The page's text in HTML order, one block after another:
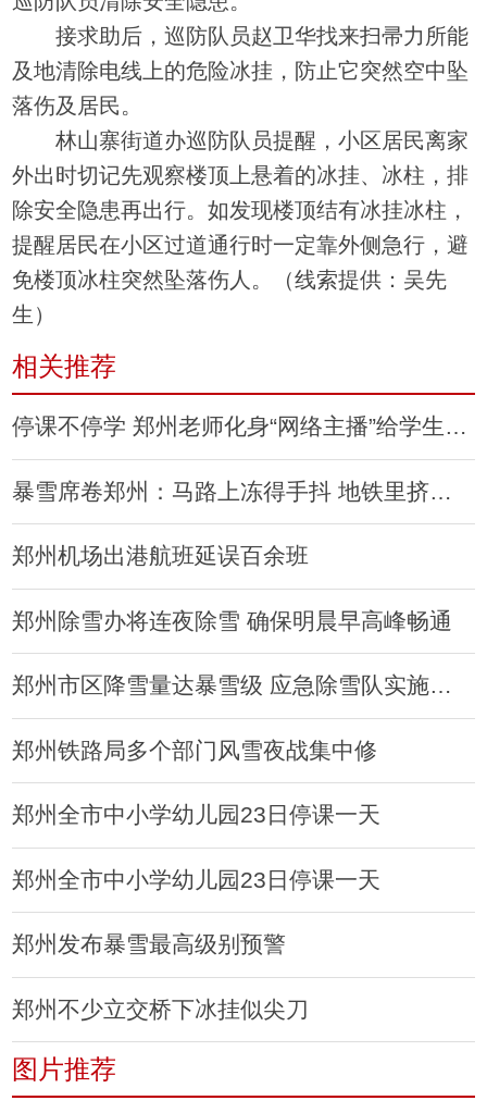
接求助后，巡防队员赵卫华找来扫帚力所能
及地清除电线上的危险冰挂，防止它突然空中坠
落伤及居民。
林山寨街道办巡防队员提醒，小区居民离家
外出时切记先观察楼顶上悬着的冰挂、冰柱，排
除安全隐患再出行。如发现楼顶结有冰挂冰柱，
提醒居民在小区过道通行时一定靠外侧急行，避
免楼顶冰柱突然坠落伤人。（线索提供：吴先
生）
相关推荐
停课不停学 郑州老师化身“网络主播”给学生授课
暴雪席卷郑州：马路上冻得手抖 地铁里挤得汗流
郑州机场出港航班延误百余班
郑州除雪办将连夜除雪 确保明晨早高峰畅通
郑州市区降雪量达暴雪级 应急除雪队实施融雪作业
郑州铁路局多个部门风雪夜战集中修
郑州全市中小学幼儿园23日停课一天
郑州全市中小学幼儿园23日停课一天
郑州发布暴雪最高级别预警
郑州不少立交桥下冰挂似尖刀
图片推荐